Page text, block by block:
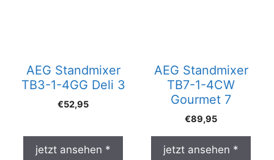
AEG Standmixer
TB3-1-4GG Deli 3
€52,95
jetzt ansehen *
AEG Standmixer
TB7-1-4CW
Gourmet 7
€89,95
jetzt ansehen *